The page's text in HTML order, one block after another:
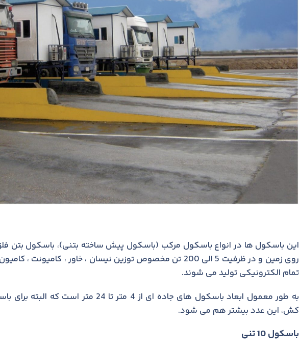
این باسکول ها در انواع باسکول مرکب (باسکول پیش ساخته بتنی)، باسکول بتن
روی زمین و در ظرفیت 5 الی 200 تن مخصوص توزین نیسان ، خاور ،
تمام الکترونیکی تولید می شوند.
به طور معمول ابعاد باسکول های جاده ای
کش، این عدد بیشتر هم می شود.
باسکول 10 تنی